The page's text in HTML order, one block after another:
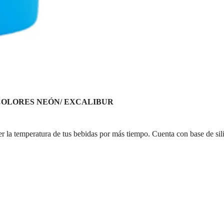
NEÓN/EXCALIBUR
temperatura de tus bebidas por más tiempo. Cuenta con base de